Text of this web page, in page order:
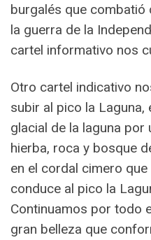
burgalés que
la guerra de la
cartel informativo nos
Otro cartel indicativo
subir al pico la
glacial de la laguna
hierba, roca y bosque
en el cordal cimero
conduce al pico la
Continuamos por todo
gran belleza que